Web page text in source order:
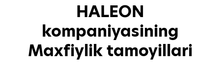
HALEON
kompaniyasining
Maxfiylik tamoyillari